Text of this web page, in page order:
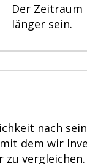
Der
länger sein.
nach
dem wir
zu vergleichen.